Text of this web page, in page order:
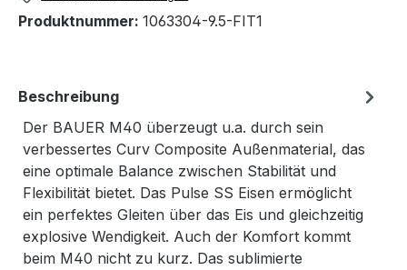
Produktnummer: 1063304-9.5-FIT1
Beschreibung
Der BAUER M40 überzeugt u.a. durch sein
verbessertes Curv Composite Außenmaterial, das
eine optimale Balance zwischen Stabilität und
Flexibilität bietet. Das Pulse SS Eisen ermöglicht
ein perfektes Gleiten über das Eis und gleichzeitig
explosive Wendigkeit. Auch der Komfort kommt
beim M40 nicht zu kurz. Das sublimierte